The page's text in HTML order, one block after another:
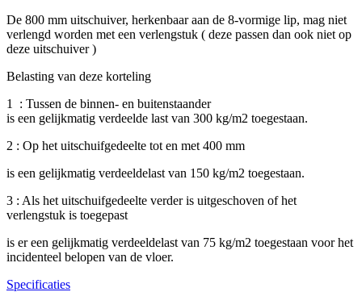
De 800 mm uitschuiver, herkenbaar aan de 8-vormige lip, mag niet
verlengd worden met een verlengstuk ( deze passen dan ook niet op
deze uitschuiver )
Belasting van deze korteling
1 : Tussen de binnen- en buitenstaander
is een gelijkmatig verdeelde last van 300 kg/m2 toegestaan.
2 : Op het uitschuifgedeelte tot en met 400 mm
is een gelijkmatig verdeeldelast van 150 kg/m2 toegestaan.
3 : Als het uitschuifgedeelte verder is uitgeschoven of het
verlengstuk is toegepast
is er een gelijkmatig verdeeldelast van 75 kg/m2 toegestaan voor het
incidenteel belopen van de vloer.
Specificaties